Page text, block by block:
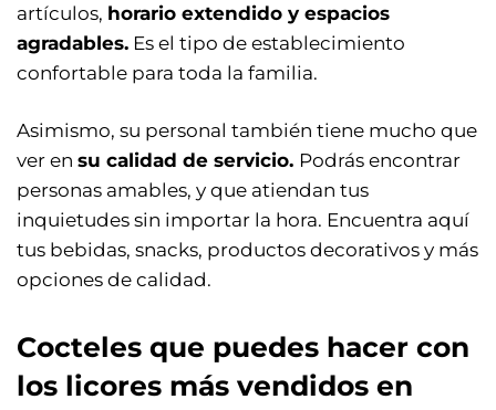
artículos, horario extendido y espacios
agradables. Es el tipo de establecimiento
confortable para toda la familia.
Asimismo, su personal también tiene mucho que
ver en su calidad de servicio. Podrás encontrar
personas amables, y que atiendan tus
inquietudes sin importar la hora. Encuentra aquí
tus bebidas, snacks, productos decorativos y más
opciones de calidad.
Cocteles que puedes hacer con
los licores más vendidos en